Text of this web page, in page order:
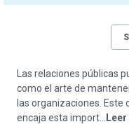
Las relaciones públicas
como el arte de
las organizaciones. Este
encaja esta import...